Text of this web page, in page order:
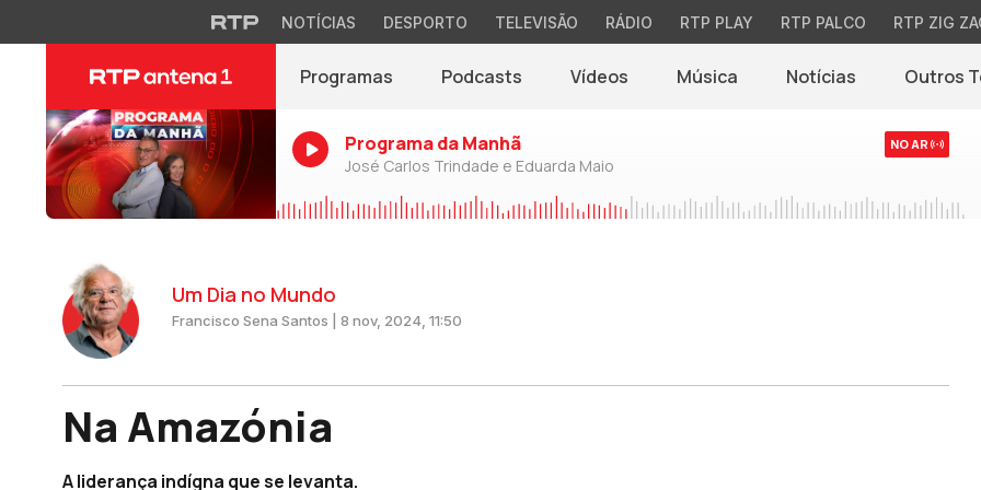
NOTÍCIAS DESPORTO TELEVISÃO RÁDIO RTP PLAY RTP PALCO RTP ZIG
Programas Podcasts Vídeos Música Notícias(abre em nova
Outros
Programa da Manhã
José Carlos Trindade e Eduarda Maio
NO AR
Um Dia no Mundo
Francisco Sena Santos | 8 nov, 2024, 11:50
Na Amazónia
A liderança indígna que se levanta.